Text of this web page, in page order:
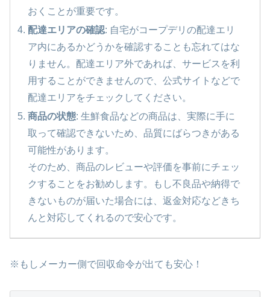
おくことが重要です。
配達エリアの確認: 自宅がコープデリの配達エリ
ア内にあるかどうかを確認することも忘れてはな
りません。配達エリア外であれば、サービスを利
用することができませんので、公式サイトなどで
配達エリアをチェックしてください。
商品の状態: 生鮮食品などの商品は、実際に手に
取って確認できないため、品質にばらつきがある
可能性があります。
そのため、商品のレビューや評価を事前にチェッ
クすることをお勧めします。もし不良品や納得で
きないものが届いた場合には、返金対応などきち
んと対応してくれるので安心です。
※もしメーカー側で回収命令が出ても安心！